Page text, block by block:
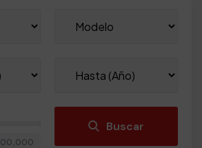
Buscar